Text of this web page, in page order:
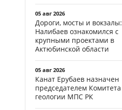
05 авг 2026
Дороги, мосты и вокзалы:
Налибаев ознакомился с
крупными проектами в
Актюбинской области
05 авг 2026
Канат Ерубаев назначен
председателем Комитета
геологии МПС РК